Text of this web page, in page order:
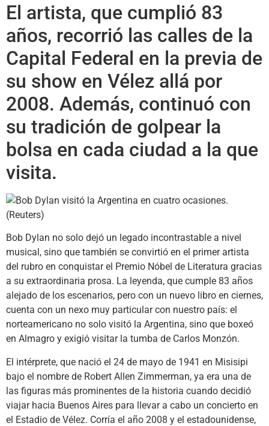
El artista, que cumplió 83
años, recorrió las calles de la
Capital Federal en la previa de
su show en Vélez allá por
2008. Además, continuó con
su tradición de golpear la
bolsa en cada ciudad a la que
visita.
Bob Dylan no solo dejó un legado incontrastable a nivel
musical, sino que también se convirtió en el primer artista
del rubro en conquistar el Premio Nóbel de Literatura gracias
a su extraordinaria prosa. La leyenda, que cumple 83 años
alejado de los escenarios, pero con un nuevo libro en ciernes,
cuenta con un nexo muy particular con nuestro país: el
norteamericano no solo visitó la Argentina, sino que boxeó
en Almagro y exigió visitar la tumba de Carlos Monzón.
El intérprete, que nació el 24 de mayo de 1941 en Misisipi
bajo el nombre de Robert Allen Zimmerman, ya era una de
las figuras más prominentes de la historia cuando decidió
viajar hacia Buenos Aires para llevar a cabo un concierto en
el Estadio de Vélez. Corría el año 2008 y el estadounidense,